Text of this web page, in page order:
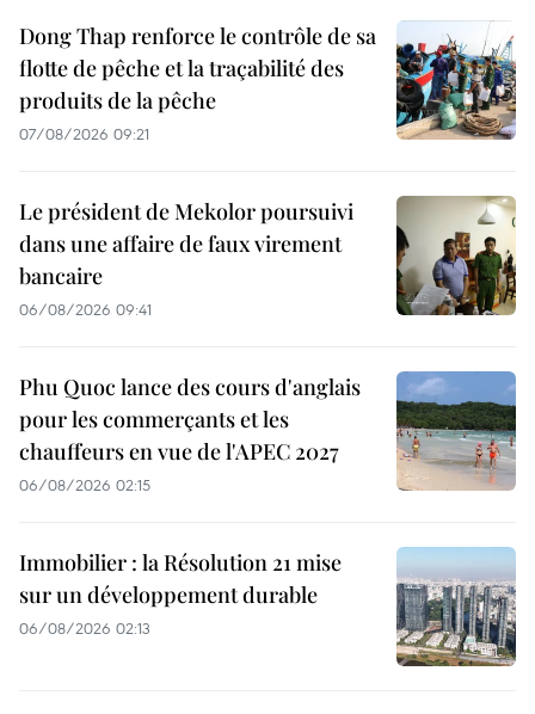
Dong Thap renforce le contrôle de sa
flotte de pêche et la traçabilité des
produits de la pêche
07/08/2026 09:21
Le président de Mekolor poursuivi
dans une affaire de faux virement
bancaire
06/08/2026 09:41
Phu Quoc lance des cours d'anglais
pour les commerçants et les
chauffeurs en vue de l'APEC 2027
06/08/2026 02:15
Immobilier : la Résolution 21 mise
sur un développement durable
06/08/2026 02:13